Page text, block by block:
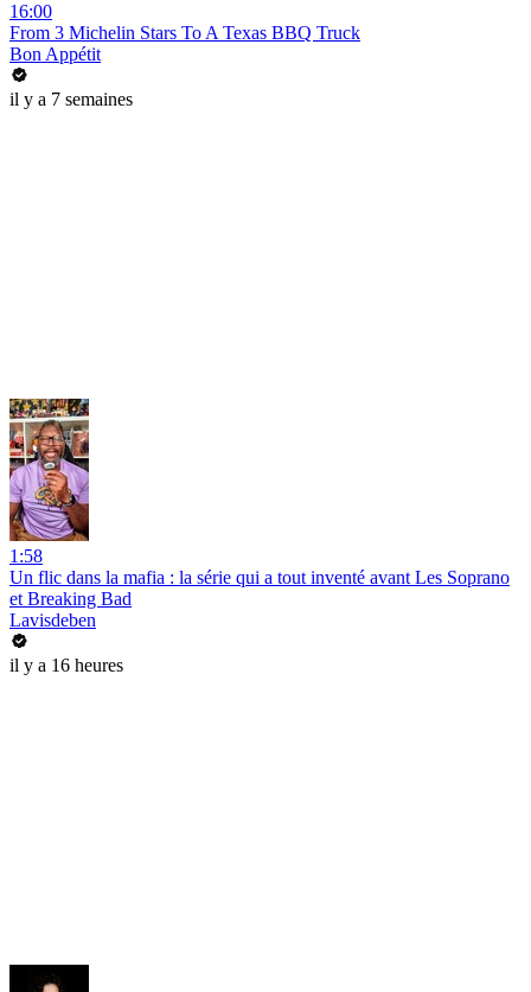
16:00
From 3 Michelin Stars To A Texas BBQ Truck
Bon Appétit
il y a 7 semaines
1:58
Un flic dans la mafia : la série qui a tout inventé avant Les Soprano
et Breaking Bad
Lavisdeben
il y a 16 heures